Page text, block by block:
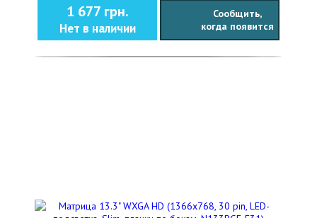
1 677 грн.
Нет в наличии
Сообщить,
когда появится